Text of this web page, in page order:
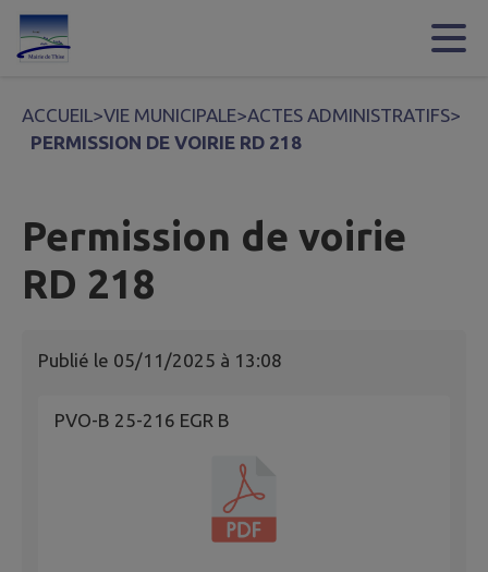
Contenu
ACCUEIL>VIE MUNICIPALE>ACTES ADMINISTRATIFS>
PERMISSION DE VOIRIE RD 218
Permission de voirie
RD 218
Publié le 05/11/2025 à 13:08
PVO-B 25-216 EGR B